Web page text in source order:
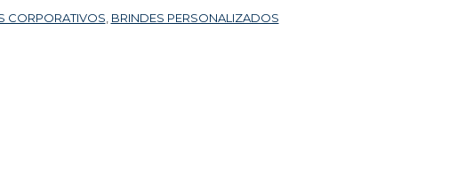
CORPORATIVOS BRINDES PERSONALIZADOS